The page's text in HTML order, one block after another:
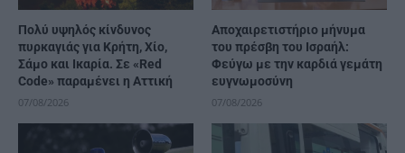
Πολύ υψηλός κίνδυνος
πυρκαγιάς για Κρήτη, Χίο,
Σάμο και Ικαρία. Σε «Red
Code» παραμένει η Αττική
07/08/2026
Αποχαιρετιστήριο μήνυμα
του πρέσβη του Ισραήλ:
Φεύγω με την καρδιά γεμάτη
ευγνωμοσύνη
07/08/2026